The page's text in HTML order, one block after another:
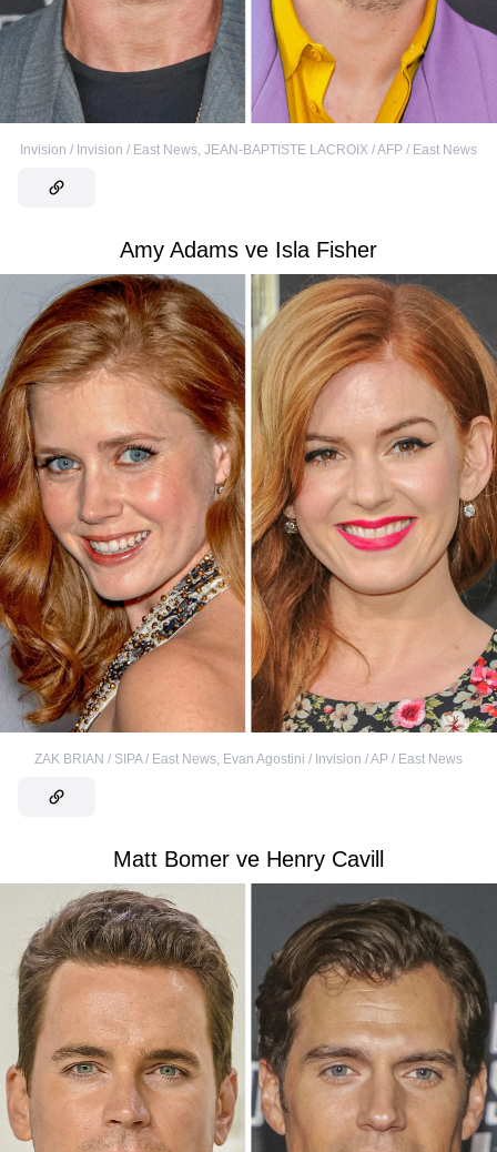
Invision / Invision / East News, JEAN-BAPTISTE LACROIX / AFP / East News
Amy Adams ve Isla Fisher
ZAK BRIAN / SIPA / East News, Evan Agostini / Invision / AP / East News
Matt Bomer ve Henry Cavill